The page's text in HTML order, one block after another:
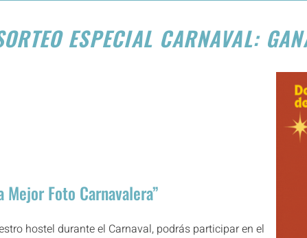
ESPECIAL CARNAVAL:
Foto Carnavalera”
hostel durante el Carnaval, podrás participar en el